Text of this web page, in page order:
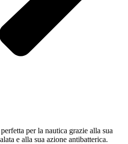
per la nautica grazie alla sua
e alla sua azione antibatterica.